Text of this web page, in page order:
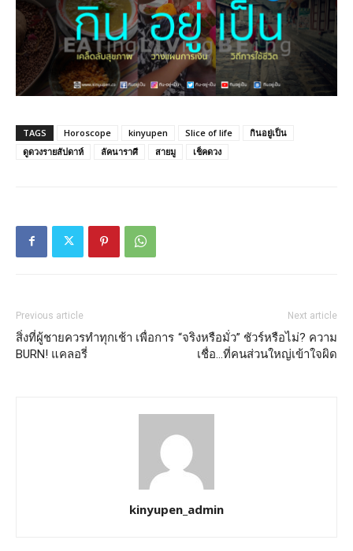
TAGS Horoscope kinyupen Slice of life
กินอยู่เป็น
ดูดวงรายสัปดาห์
ลัคนาราศี สายมู เช็คดวง
Previous article
สิ่งที่ผู้ชายควรทำทุกเช้า เพื่อการ
BURN! แคลอรี่
Next article
“จริงหรือมั่ว” ชัวร์หรือไม่? ความ
เชื่อ…ที่คนส่วนใหญ่เข้าใจผิด
kinyupen_admin